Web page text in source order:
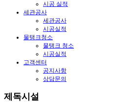
시공 실적
세관공사
세관공사
시공실적
물탱크청소
물탱크 청소
시공실적
고객센터
공지사항
상담문의
제독시설